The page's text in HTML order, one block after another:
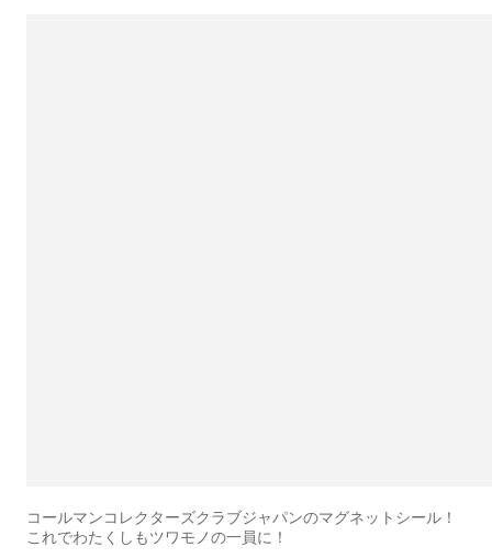
コールマンコレクターズクラブジャパンのマグネットシール！
これでわたくしもツワモノの一員に！